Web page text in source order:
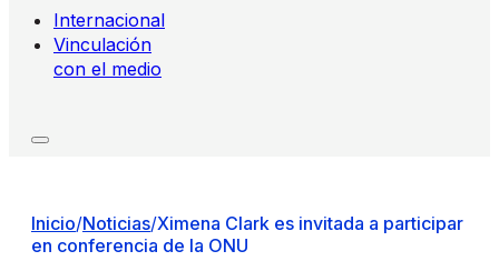
Internacional
Vinculación
con el medio
Inicio/Noticias/Ximena Clark es invitada a participar
en conferencia de la ONU